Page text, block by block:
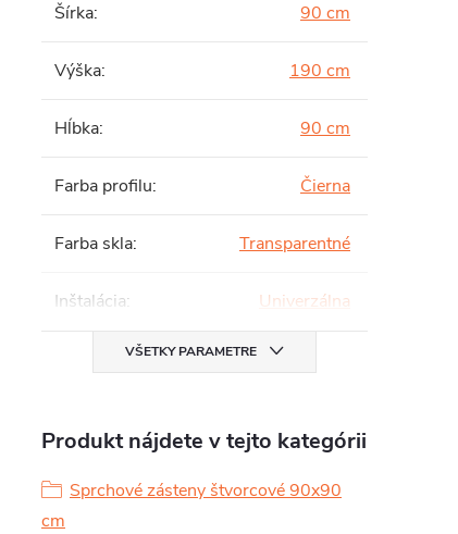
Šírka: 90 cm
Výška: 190 cm
Hĺbka: 90 cm
Farba profilu: Čierna
Farba skla: Transparentné
Inštalácia: Univerzálna
VŠETKY PARAMETRE
Produkt nájdete v tejto kategórii
Sprchové zásteny štvorcové 90x90
cm